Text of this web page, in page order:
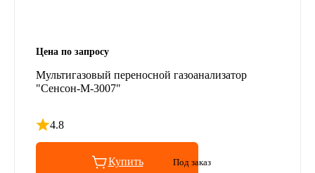
Цена по запросу
Мультигазовый переносной газоанализатор
"Сенсон-М-3007"
4.8
Рейтинг 4.8 из 5
Купить Под заказ